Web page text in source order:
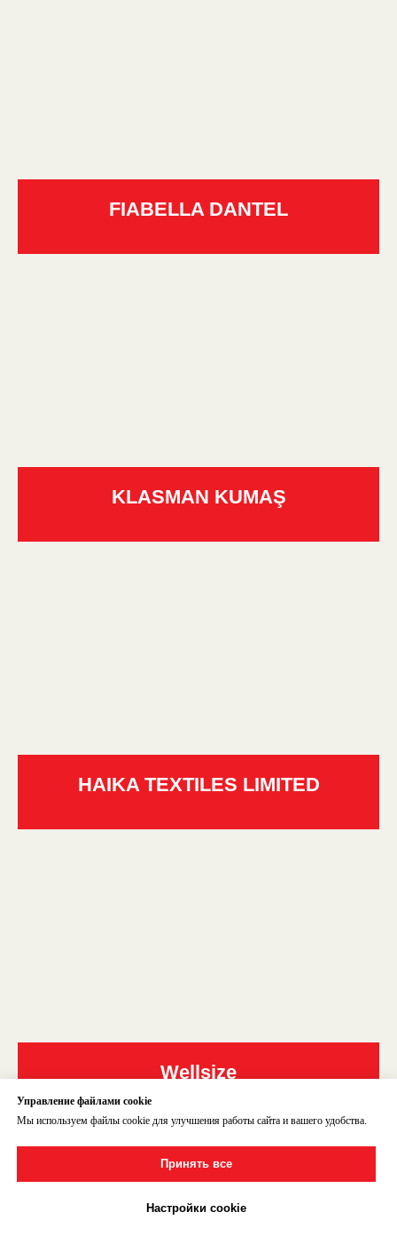
FIABELLA DANTEL
KLASMAN KUMAŞ
HAIKA TEXTILES LIMITED
Wellsize
Управление файлами cookie
Мы используем файлы cookie для улучшения работы сайта и вашего удобства.
Принять все
Настройки cookie